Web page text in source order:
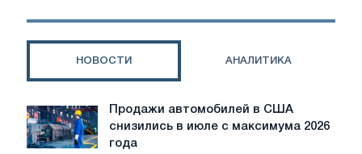
сохранил
уровне
года
НОВОСТИ АНАЛИТИКА
Продажи
автомобилей
в
Продажи автомобилей в США
снизились в июле с максимума 2026
года